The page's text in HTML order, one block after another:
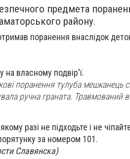
предмета
району.
поранення внаслідок
на власному подвір'ї.
поранення тулуба мешканець
ручна граната. Травмований
разі не підходьте і не
за номером 101.
Славянска)